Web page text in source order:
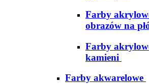
Farby
obrazów na
Farby
kamieni
Farby akwarelowe